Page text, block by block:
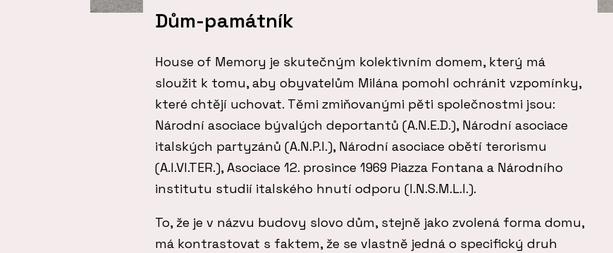
Dům-památník
House of Memory je skutečným kolektivním domem, který má
sloužit k tomu, aby obyvatelům Milána pomohl ochránit vzpomínky,
které chtějí uchovat. Těmi zmiňovanými pěti společnostmi jsou:
Národní asociace bývalých deportantů (A.N.E.D.), Národní asociace
italských partyzánů (A.N.P.I.), Národní asociace obětí terorismu
(A.I.VI.TER.), Asociace 12. prosince 1969 Piazza Fontana a Národního
institutu studií italského hnutí odporu (I.N.S.M.L.I.).
To, že je v názvu budovy slovo dům, stejně jako zvolená forma domu,
má kontrastovat s faktem, že se vlastně jedná o specifický druh